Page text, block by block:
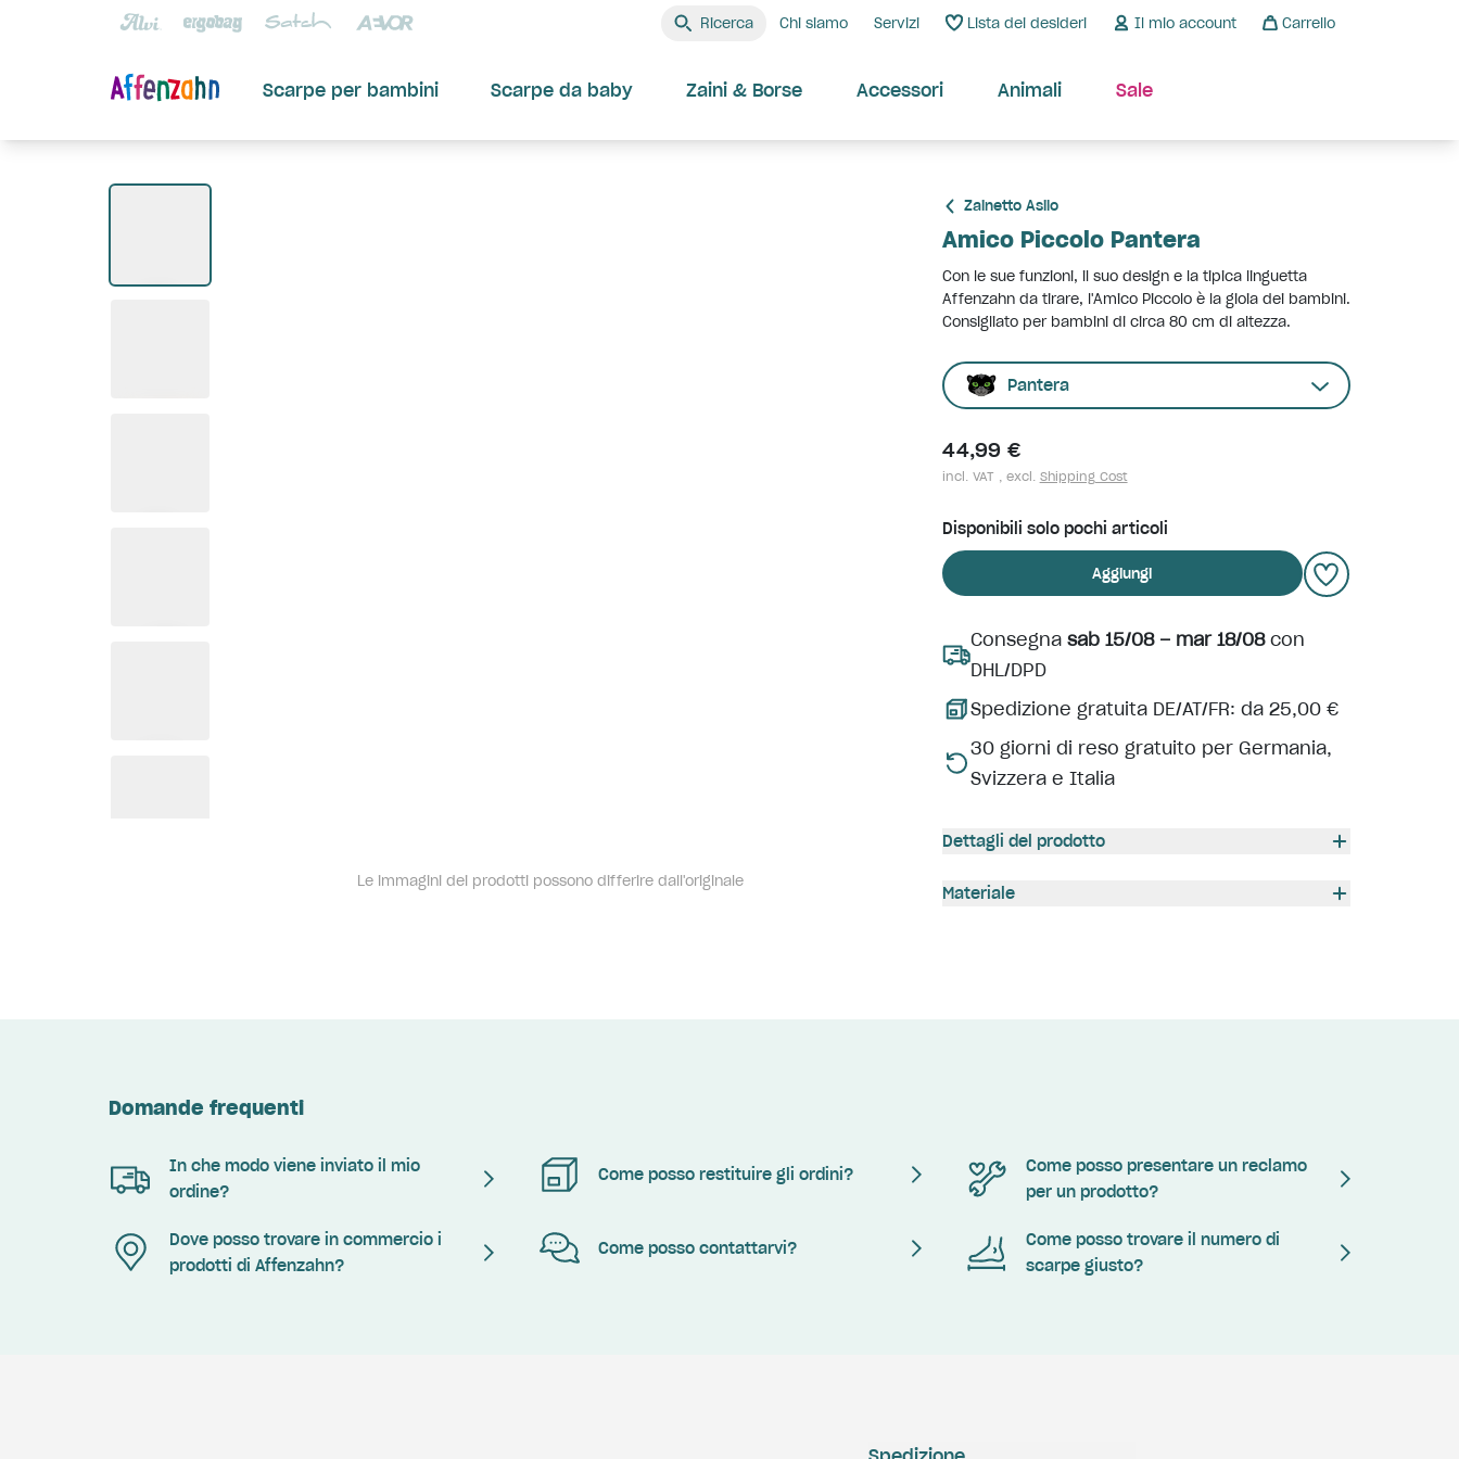
Ricerca Chi siamo Servizi Lista dei desideri Il mio account Carrello
Scarpe per bambini Scarpe da baby Zaini & Borse Accessori Animali Sale
Le immagini dei prodotti possono differire dall'originale
Zainetto Asilo
Amico Piccolo Pantera
Con le sue funzioni, il suo design e la tipica linguetta
Affenzahn da tirare, l'Amico Piccolo è la gioia dei bambini.
Consigliato per bambini di circa 80 cm di altezza.
Pantera
44,99 €
incl. VAT , excl. Shipping Cost
Disponibili solo pochi articoli
Aggiungi
Consegna sab 15/08 – mar 18/08con
DHL/DPD
Spedizione gratuita DE/AT/FR: da 25,00 €
30 giorni di reso gratuito per Germania,
Svizzera e Italia
Dettagli del prodotto
Materiale
Domande frequenti
In che modo viene inviato il mio
ordine?
Come posso restituire gli ordini?
Come posso presentare un reclamo
per un prodotto?
Dove posso trovare in commercio i
prodotti di Affenzahn?
Come posso contattarvi?
Come posso trovare il numero di
scarpe giusto?